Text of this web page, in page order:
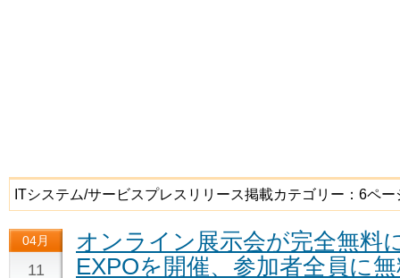
ITシステム/サービスプレスリリース掲載カテゴリー：6ペー
04月
11
オンライン展示会が完全無料
EXPOを開催、参加者全員に